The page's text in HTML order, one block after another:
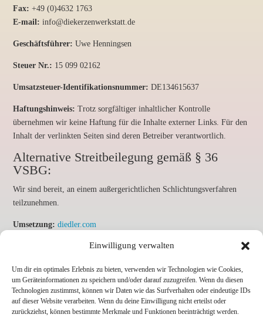
Einwilligung verwalten
Um dir ein optimales Erlebnis zu bieten, verwenden wir Technologien wie Cookies,
um Geräteinformationen zu speichern und/oder darauf zuzugreifen. Wenn du diesen
Technologien zustimmst, können wir Daten wie das Surfverhalten oder eindeutige IDs
auf dieser Website verarbeiten. Wenn du deine Einwilligung nicht erteilst oder
zurückziehst, können bestimmte Merkmale und Funktionen beeinträchtigt werden.
Fax: +49 (0)4632 1763
E-mail: info@diekerzenwerkstatt.de
Geschäftsführer: Uwe Henningsen
Steuer Nr.: 15 099 02162
Umsatzsteuer-Identifikationsnummer: DE134615637
Haftungshinweis: Trotz sorgfältiger inhaltlicher Kontrolle
übernehmen wir keine Haftung für die Inhalte externer Links. Für den
Inhalt der verlinkten Seiten sind deren Betreiber verantwortlich.
Alternative Streitbeilegung gemäß § 36
VSBG:
Wir sind bereit, an einem außergerichtlichen Schlichtungsverfahren
teilzunehmen.
Umsetzung: diedler.com